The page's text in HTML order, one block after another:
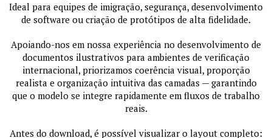
Ideal para equipes de imigração, segurança, desenvolvimento
de software ou criação de protótipos de alta fidelidade.
Apoiando-nos em nossa experiência no desenvolvimento de
documentos ilustrativos para ambientes de verificação
internacional, priorizamos coerência visual, proporção
realista e organização intuitiva das camadas — garantindo
que o modelo se integre rapidamente em fluxos de trabalho
reais.
Antes do download, é possível visualizar o layout completo: